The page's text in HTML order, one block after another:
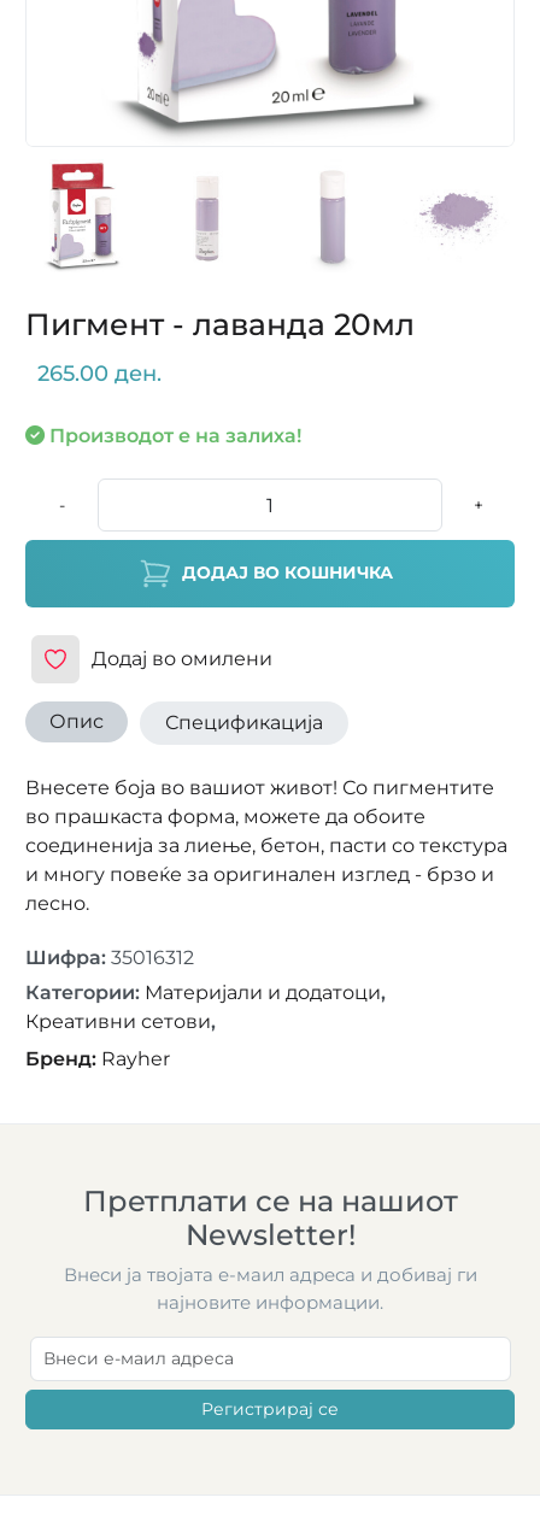
Пигмент - лаванда 20мл
265.00 ден.
Производот е на залиха!
- +
ДОДАЈ ВО КОШНИЧКА
Додај во омилени
Опис Спецификација
Внесете боја во вашиот живот! Со пигментите
во прашкаста форма, можете да обоите
соединенија за лиење, бетон, пасти со текстура
и многу повеќе за оригинален изглед - брзо и
лесно.
Шифра: 35016312
Категории: Материјали и додатоци,
Креативни сетови,
Бренд: Rayher
Претплати се на нашиот
Newsletter!
Внеси ја твојата е-маил адреса и добивај ги
најновите информации.
Регистрирај се